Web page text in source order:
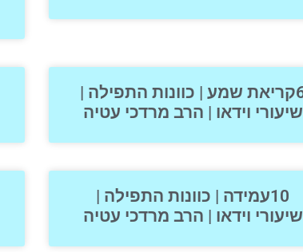
6קריאת שמע | כוונות התפילה |
שיעורי וידאו | הרב מרדכי עטיה
10עמידה | כוונות התפילה |
שיעורי וידאו | הרב מרדכי עטיה